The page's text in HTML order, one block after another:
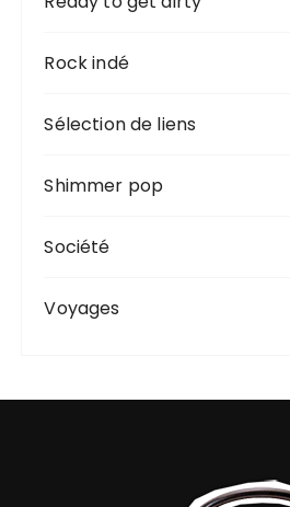
Rock indé
Sélection de liens
Shimmer pop
Société
Voyages